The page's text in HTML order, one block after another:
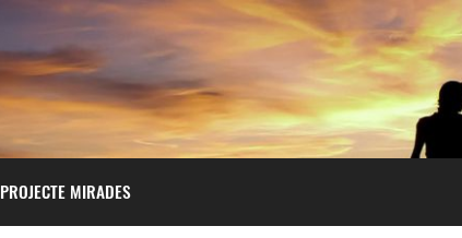
PROJECTE MIRADES